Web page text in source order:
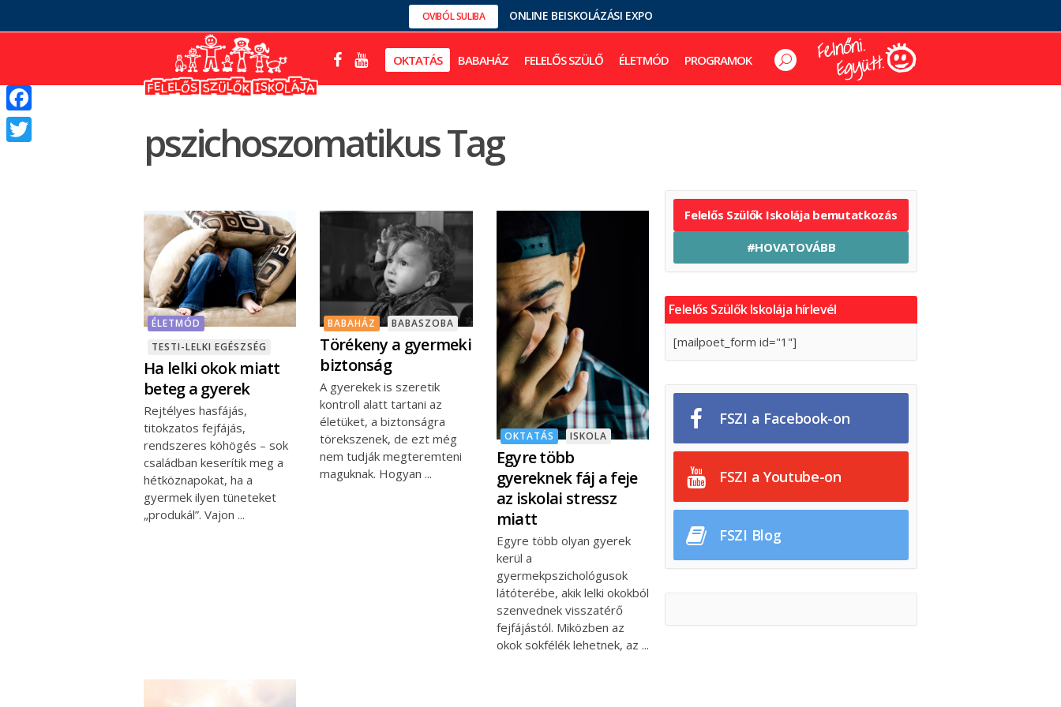
OVIBÓL SULIBA ONLINE BEISKOLÁZÁSI EXPO
OKTATÁS BABAHÁZ FELELŐS SZÜLŐ ÉLETMÓD PROGRAMOK
pszichoszomatikus Tag
ÉLETMÓD
TESTI-LELKI EGÉSZSÉG
Ha lelki okok miatt
beteg a gyerek
Rejtélyes hasfájás,
titokzatos fejfájás,
rendszeres köhögés – sok
családban keserítik meg a
hétköznapokat, ha a
gyermek ilyen tüneteket
„produkál”. Vajon
BABAHÁZ BABASZOBA
Törékeny a gyermeki
biztonság
A gyerekek is szeretik
kontroll alatt tartani az
életüket, a biztonságra
törekszenek, de ezt még
nem tudják megteremteni
maguknak. Hogyan
OKTATÁS ISKOLA
Egyre több
gyereknek fáj a feje
az iskolai stressz
miatt
Egyre több olyan gyerek
kerül a
gyermekpszichológusok
látóterébe, akik lelki okokból
szenvednek visszatérő
fejfájástól. Miközben az
okok sokfélék lehetnek, az
Felelős Szülők Iskolája bemutatkozás
#HOVATOVÁBB
Felelős Szülők Iskolája hírlevél
[mailpoet_form id="1"]
FSZI a Facebook-on
FSZI a Youtube-on
FSZI Blog
Facebook